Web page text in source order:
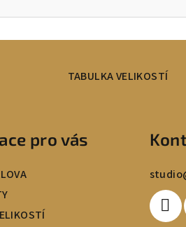
TABULKA VELIKOSTÍ
pro vás
studio